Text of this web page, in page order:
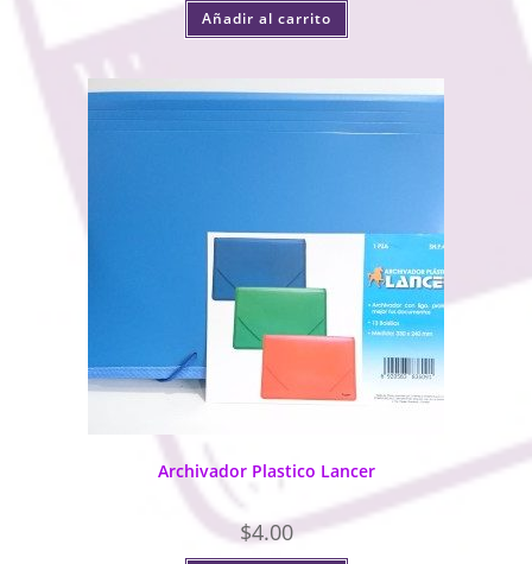
Añadir al carrito
Archivador Plastico Lancer
$4.00